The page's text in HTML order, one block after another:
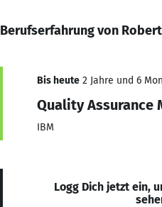
Berufserfahrung von
Bis heute 2 Jahre und 6
Quality Assurance
IBM
Logg Dich jetzt ein,